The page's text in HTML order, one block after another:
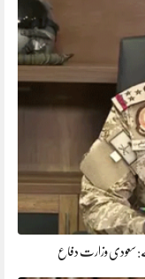
ہے: سعودی وزارت دفاع